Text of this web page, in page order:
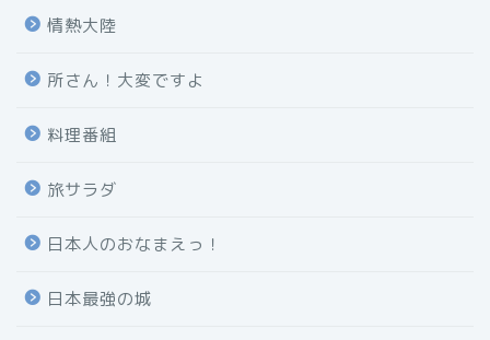
情熱大陸
所さん！大変ですよ
料理番組
旅サラダ
日本人のおなまえっ！
日本最強の城